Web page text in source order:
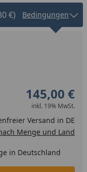
€) Bedingungen
eingeben
um eins erhöhen
145,00 €
inkl. 19% MwSt.
Versand in DE
Menge und Land
in Deutschland